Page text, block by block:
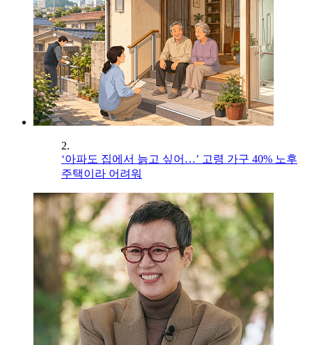
2.
‘아파도 집에서 늙고 싶어…’ 고령 가구 40% 노후
주택이라 어려워